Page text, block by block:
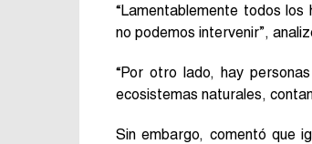
“Lamentablemente todos
no podemos intervenir”,
“Por otro lado, hay
ecosistemas naturales,
Sin embargo, comentó que